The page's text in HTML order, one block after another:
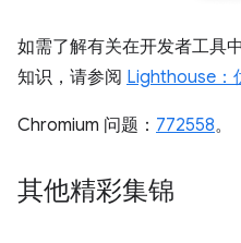
如需了解有关在开发者工具
知识，请参阅 Lighthouse：
Chromium 问题： 772558。
其他精彩集锦